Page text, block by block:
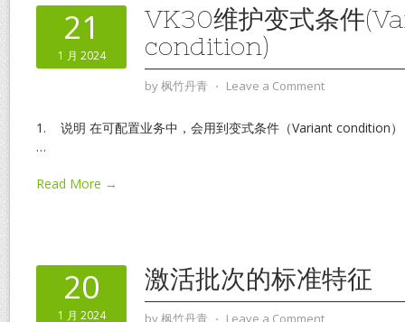
21
1 月 2024
VK30维护变式条件
condition)
by枫竹丹青 ⋅ Leave a Comment
1. 说明 在可配置业务中，会用到变式条件（Variant condition
…
Read More →
20
1 月 2024
激活批次的标准特征
by枫竹丹青 ⋅ Leave a Comment